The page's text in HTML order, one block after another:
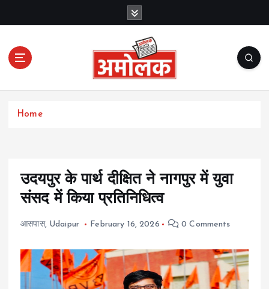
c
Amolak News
Home
उदयपुर के पार्थ दीक्षित ने नागपुर में युवा
संसद में किया प्रतिनिधित्व
आसपास, Udaipur February 16, 2026 0 Comments